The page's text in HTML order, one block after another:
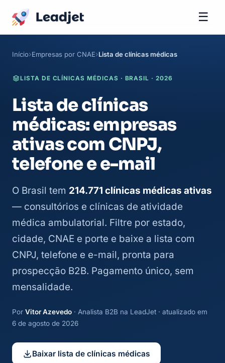
☰
Início Empresas por CNAE Lista de clínicas médicas
LISTA DE CLÍNICAS MÉDICAS · BRASIL · 2026
Lista de clínicas
médicas: empresas
ativas com CNPJ,
telefone e e-mail
O Brasil tem 214.771 clínicas médicas ativas
— consultórios e clínicas de atividade
médica ambulatorial. Filtre por estado,
cidade, CNAE e porte e baixe a lista com
CNPJ, telefone e e-mail, pronta para
prospecção B2B. Pagamento único, sem
mensalidade.
Por Vitor Azevedo · Analista B2B na LeadJet · atualizado em
6 de agosto de 2026
Baixar lista de clínicas médicas